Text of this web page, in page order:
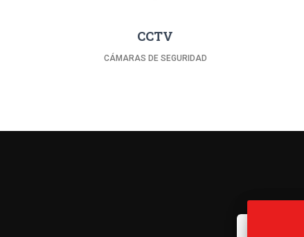
CCTV
CÁMARAS DE SEGURIDAD